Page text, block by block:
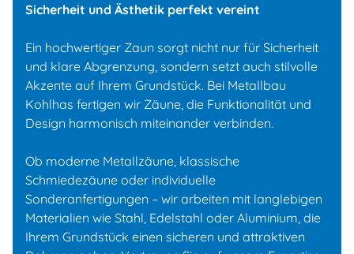
Willkommen
Leistungen
Sicherheit und Ästhetik perfekt vereint
Ein hochwertiger Zaun sorgt nicht nur für Sicherheit
und klare Abgrenzung, sondern setzt auch stilvolle
Akzente auf Ihrem Grundstück. Bei Metallbau
Kohlhas fertigen wir Zäune, die Funktionalität und
Design harmonisch miteinander verbinden.
Ob moderne Metallzäune, klassische
Schmiedezäune oder individuelle
Sonderanfertigungen – wir arbeiten mit langlebigen
Materialien wie Stahl, Edelstahl oder Aluminium, die
Ihrem Grundstück einen sicheren und attraktiven